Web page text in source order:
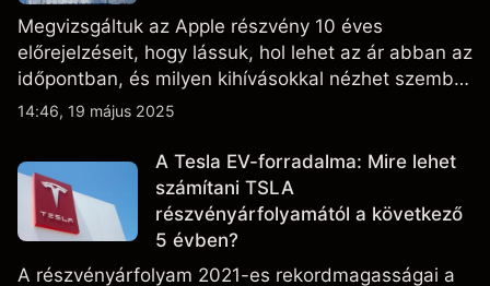
Megvizsgáltuk az Apple részvény 10 éves
előrejelzéseit, hogy lássuk, hol lehet az ár abban az
időpontban, és milyen kihívásokkal nézhet szembe
a vállalat.
14:46, 19 május 2025
A Tesla EV-forradalma: Mire lehet
számítani TSLA
részvényárfolyamától a következő
5 évben?
A részvényárfolyam 2021-es rekordmagasságai a